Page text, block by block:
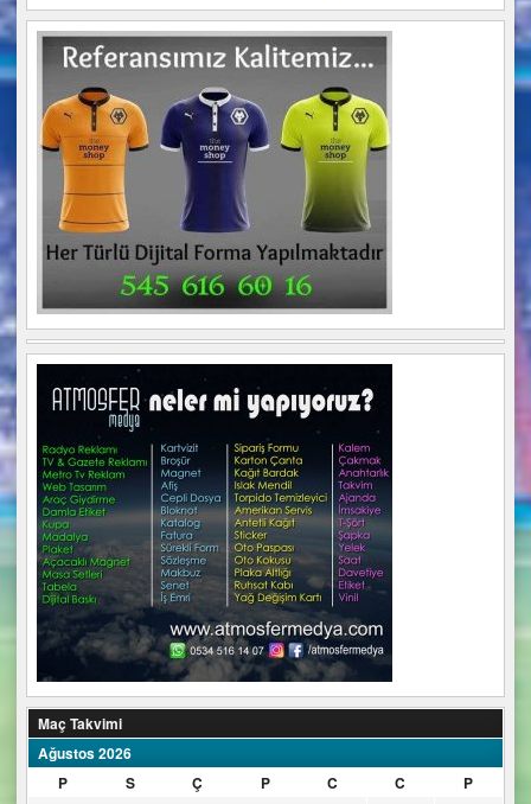
Maç Takvimi
Ağustos 2026
P
S Ç P C C P